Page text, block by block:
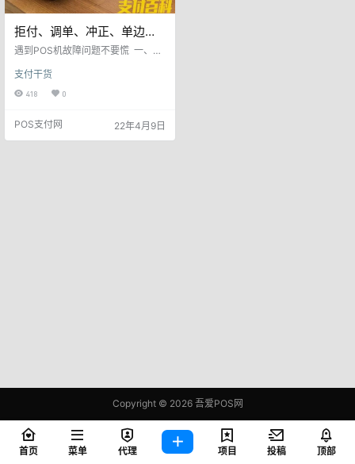
拒付、调单、冲正、单边帐
及POS机故障等问题处理大
遇到POS机故障问题不要慌 一、商
有打印出来小票，但是持卡人手机
却收到了银行扣款提示短信。遇到
一张银联卡。 1.在POS机上做一笔
查询或者消费交易（任意金额0，P
支付干货
418 0
POS支付网 22年4月9日
Copyright © 2026吾爱POS网
鄂ICP备2021006283号-1
查询 81 次，耗时 0.3888 秒
首页 菜单 代理 项目 投稿 顶部